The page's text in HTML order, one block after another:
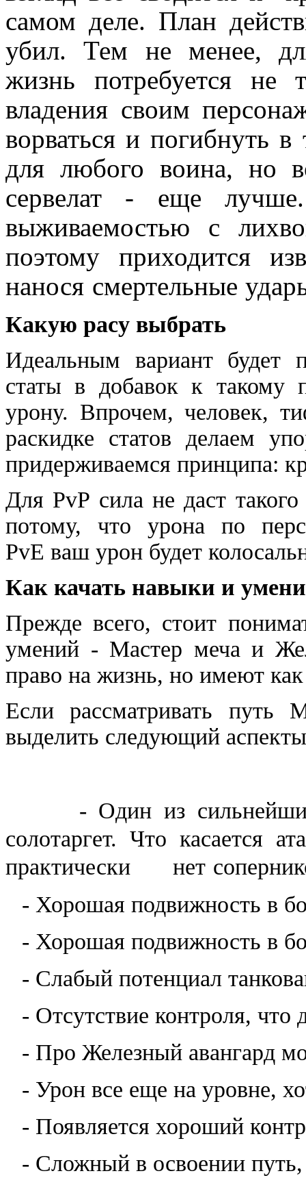
самом деле. План
убил. Тем не менее,
жизнь потребуется не
владения своим
ворваться и погибнуть в
для любого воина, но
сервелат - еще
выживаемостью с
поэтому приходится
нанося смертельные
Какую расу выбрать
Идеальным вариант будет
статы в добавок к такому
урону. Впрочем, человек,
раскидке статов делаем
придерживаемся принципа:
Для PvP сила не даст
потому, что урона по
PvE ваш урон будет
Как качать навыки и
Прежде всего, стоит
умений - Мастер меча и
право на жизнь, но имеют
Если рассматривать
выделить следующий
Один из
солотаргет. Что касается
практически нет
- Хорошая подвижность в
- Хорошая подвижность в
- Слабый потенциал
- Отсутствие контроля,
- Про Железный авангард
- Урон все еще на уровне,
- Появляется хороший
- Сложный в освоении